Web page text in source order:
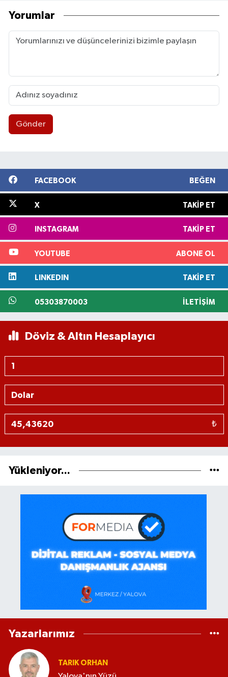
Yorumlar
Gönder
FACEBOOK BEĞEN
X TAKIP ET
INSTAGRAM TAKIP ET
YOUTUBE ABONE OL
LINKEDIN TAKIP ET
05303870003 İLETIŞIM
Döviz & Altın Hesaplayıcı
₺
Yükleniyor...
Yazarlarımız
TARIK ORHAN